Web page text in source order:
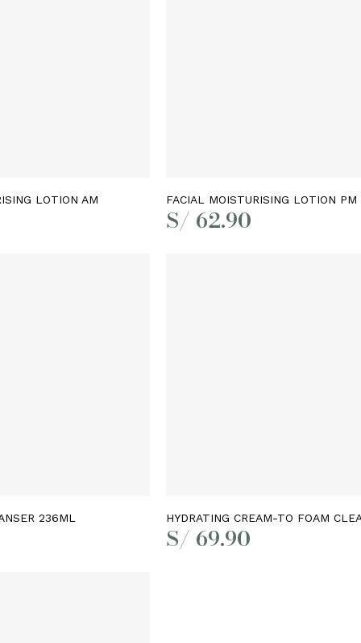
Leer más
LOTION AM Leer más
FACIAL MOISTURISING LOTION PM
S/ 62.90
Leer más
236ML Añadir al carrito
HYDRATING CREAM-TO FOAM
S/ 69.90